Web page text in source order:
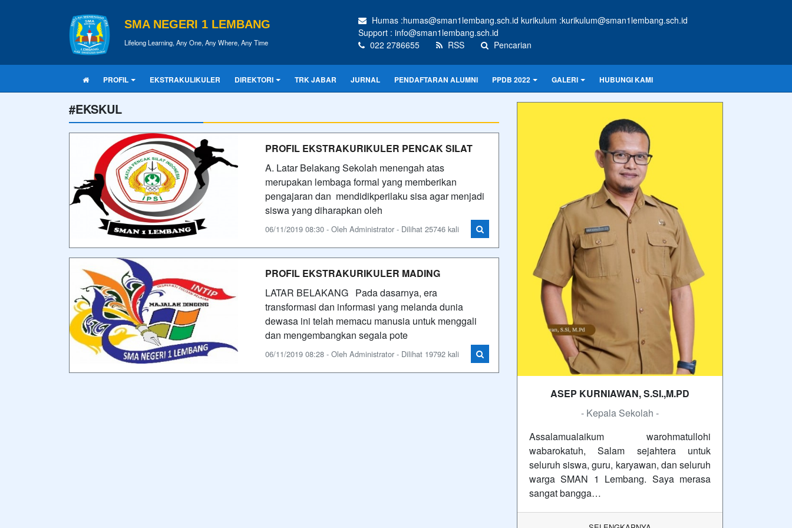
SMA NEGERI 1 LEMBANG
Lifelong Learning, Any One, Any Where, Any Time
Humas :humas@sman1lembang.sch.id kurikulum :kurikulum@sman1lembang.sch.id
Support : info@sman1lembang.sch.id
022 2786655
RSS Pencarian
PROFIL EKSTRAKULIKULER DIREKTORI TRK JABAR JURNAL PENDAFTARAN ALUMNI PPDB 2022 GALERI HUBUNGI KAMI
#EKSKUL
PROFIL EKSTRAKURIKULER PENCAK SILAT
A. Latar Belakang Sekolah menengah atas
merupakan lembaga formal yang memberikan
pengajaran dan mendidikperilaku sisa agar menjadi
siswa yang diharapkan oleh
06/11/2019 08:30 - Oleh Administrator - Dilihat 25746 kali
PROFIL EKSTRAKURIKULER MADING
LATAR BELAKANG Pada dasarnya, era
transformasi dan informasi yang melanda dunia
dewasa ini telah memacu manusia untuk menggali
dan mengembangkan segala pote
06/11/2019 08:28 - Oleh Administrator - Dilihat 19792 kali
ASEP KURNIAWAN, S.SI.,M.PD
- Kepala Sekolah -
Assalamualaikum warohmatullohi
wabarokatuh, Salam sejahtera untuk
seluruh siswa, guru, karyawan, dan seluruh
warga SMAN 1 Lembang. Saya merasa
sangat bangga…